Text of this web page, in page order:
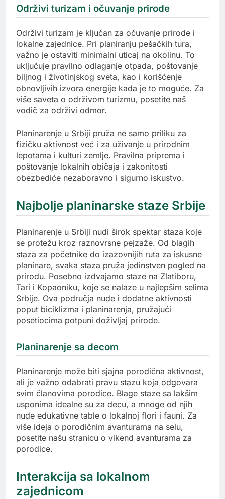
Održivi turizam i očuvanje prirode
Održivi turizam je ključan za očuvanje prirode i
lokalne zajednice. Pri planiranju pešačkih tura,
važno je ostaviti minimalni uticaj na okolinu. To
uključuje pravilno odlaganje otpada, poštovanje
biljnog i životinjskog sveta, kao i korišćenje
obnovljivih izvora energije kada je to moguće. Za
više saveta o održivom turizmu, posetite naš
vodič za održivi odmor.
Planinarenje u Srbiji pruža ne samo priliku za
fizičku aktivnost već i za uživanje u prirodnim
lepotama i kulturi zemlje. Pravilna priprema i
poštovanje lokalnih običaja i zakonitosti
obezbediće nezaboravno i sigurno iskustvo.
Najbolje planinarske staze Srbije
Planinarenje u Srbiji nudi širok spektar staza koje
se protežu kroz raznovrsne pejzaže. Od blagih
staza za početnike do izazovnijih ruta za iskusne
planinare, svaka staza pruža jedinstven pogled na
prirodu. Posebno izdvajamo staze na Zlatiboru,
Tari i Kopaoniku, koje se nalaze u najlepšim selima
Srbije. Ova područja nude i dodatne aktivnosti
poput biciklizma i planinarenja, pružajući
posetiocima potpuni doživljaj prirode.
Planinarenje sa decom
Planinarenje može biti sjajna porodična aktivnost,
ali je važno odabrati pravu stazu koja odgovara
svim članovima porodice. Blage staze sa lakšim
usponima idealne su za decu, a mnoge od njih
nude edukativne table o lokalnoj flori i fauni. Za
više ideja o porodičnim avanturama na selu,
posetite našu stranicu o vikend avanturama za
porodice.
Interakcija sa lokalnom
zajednicom